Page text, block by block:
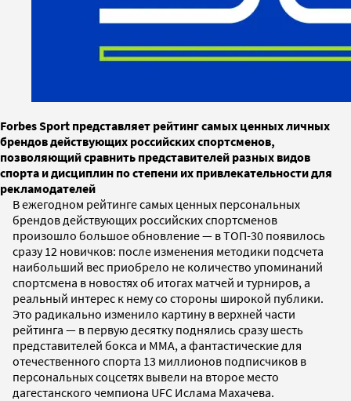
Forbes Sport представляет рейтинг самых ценных личных
брендов действующих российских спортсменов,
позволяющий сравнить представителей разных видов
спорта и дисциплин по степени их привлекательности для
рекламодателей
В ежегодном рейтинге самых ценных персональных
брендов действующих российских спортсменов
произошло большое обновление — в ТОП-30 появилось
сразу 12 новичков: после изменения методики подсчета
наибольший вес приобрело не количество упоминаний
спортсмена в новостях об итогах матчей и турниров, а
реальный интерес к нему со стороны широкой публики.
Это радикально изменило картину в верхней части
рейтинга — в первую десятку поднялись сразу шесть
представителей бокса и ММА, а фантастические для
отечественного спорта 13 миллионов подписчиков в
персональных соцсетях вывели на второе место
дагестанского чемпиона UFC Ислама Махачева.